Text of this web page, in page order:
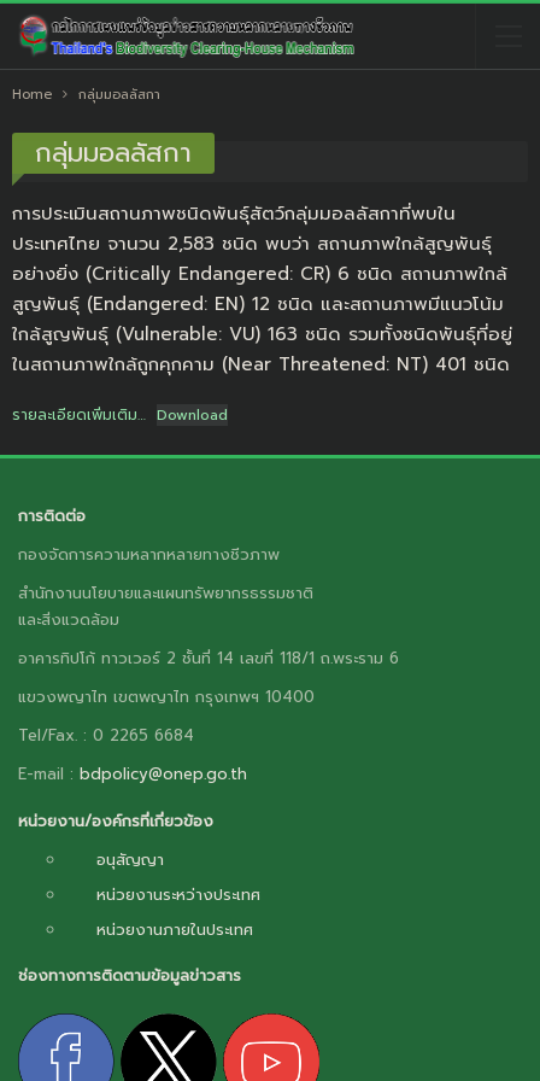
Home กลุ่มมอลลัสกา
กลุ่มมอลลัสกา
การประเมินสถานภาพชนิดพันธุ์สัตว์กลุ่มมอลลัสกาที่พบใน
ประเทศไทย จานวน 2,583 ชนิด พบว่า สถานภาพใกล้สูญพันธุ์
อย่างยิ่ง (Critically Endangered: CR) 6 ชนิด สถานภาพใกล้
สูญพันธุ์ (Endangered: EN) 12 ชนิด และสถานภาพมีแนวโน้ม
ใกล้สูญพันธุ์ (Vulnerable: VU) 163 ชนิด รวมทั้งชนิดพันธุ์ที่อยู่
ในสถานภาพใกล้ถูกคุกคาม (Near Threatened: NT) 401 ชนิด
รายละเอียดเพิ่มเติม… Download
การติดต่อ
กองจัดการความหลากหลายทางชีวภาพ
สำนักงานนโยบายและแผนทรัพยากรธรรมชาติ
และสิ่งแวดล้อม
อาคารทิปโก้ ทาวเวอร์ 2 ชั้นที่ 14 เลขที่ 118/1 ถ.พระราม 6
แขวงพญาไท เขตพญาไท กรุงเทพฯ 10400
Tel/Fax. : 0 2265 6684
E-mail : bdpolicy@onep.go.th
หน่วยงาน/องค์กรที่เกี่ยวข้อง
อนุสัญญา
หน่วยงานระหว่างประเทศ
หน่วยงานภายในประเทศ
ช่องทางการติดตามข้อมูลข่าวสาร